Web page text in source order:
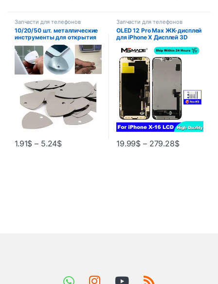
Запчасти для телефонов
10/20/50 шт. металлические
инструменты для открытия
телефона, металлические
медиаторы для гитары,
открывалка для iPhone iPad,
планшетного ПК, набор
инструментов для разборки и
1.91$ – 5.24$
Запчасти для телефонов
OLED 12 Pro Max ЖК-дисплей
для iPhone X Дисплей 3D
экрана для 12 Mini 14 Plus
incell 15 Plus дисплей 15 13
mini
19.99$ – 279.28$